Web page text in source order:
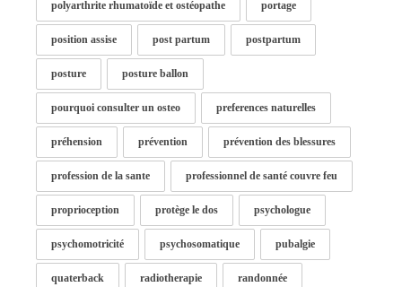
polyarthrite rhumatoïde et ostéopathe portage
position assise post partum postpartum
posture posture ballon
pourquoi consulter un osteo preferences naturelles
préhension prévention prévention des blessures
profession de la sante professionnel de santé couvre feu
proprioception protège le dos psychologue
psychomotricité psychosomatique pubalgie
quaterback radiotherapie randonnée